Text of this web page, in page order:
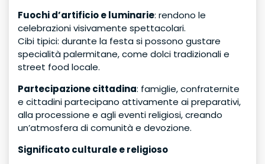
Fuochi d’artificio e luminarie: rendono le
celebrazioni visivamente spettacolari.
Cibi tipici: durante la festa si possono gustare
specialità palermitane, come dolci tradizionali e
street food locale.
Partecipazione cittadina: famiglie, confraternite
e cittadini partecipano attivamente ai preparativi,
alla processione e agli eventi religiosi, creando
un’atmosfera di comunità e devozione.
Significato culturale e religioso